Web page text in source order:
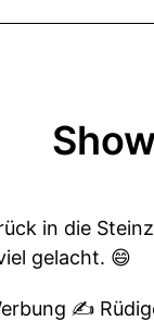
in die
gelacht. 😄
✍️